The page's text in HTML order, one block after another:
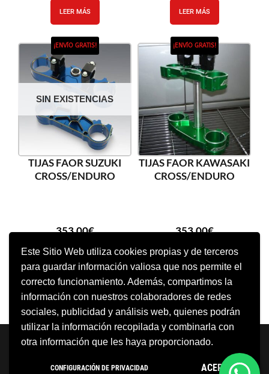
Este Sitio Web utiliza cookies propias y de terceros
para guardar información valiosa que nos permite el
correcto funcionamiento. Además, compartimos la
información con nuestros colaboradores de redes
sociales, publicidad y análisis web, quienes podrán
utilizar la información recopilada y combinarla con
otra información que les haya proporcionado.
CONFIGURACIÓN DE PRIVACIDAD ACEPTO
LEER MÁS LEER MÁS
SIN EXISTENCIAS
¡ENVÍO GRATIS!
TIJAS FAOR SUZUKI
CROSS/ENDURO
353,00€
LEER MÁS
¡ENVÍO GRATIS!
TIJAS FAOR KAWASAKI
CROSS/ENDURO
353,00€
AÑADIR AL CARRITO
Neve | Funciona gracias a WordPress